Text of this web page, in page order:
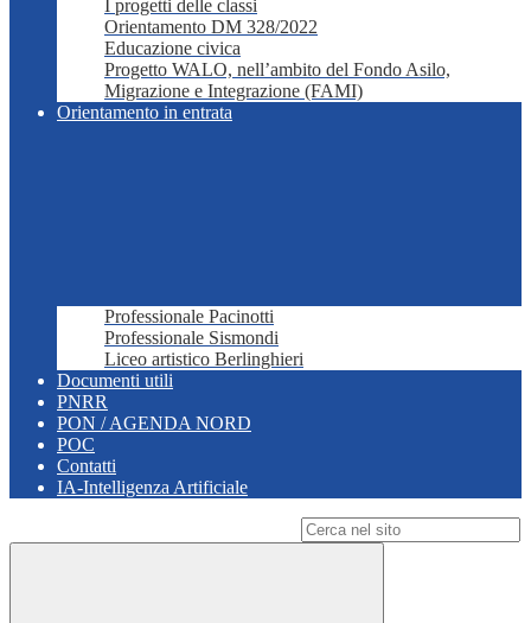
I progetti delle classi
Orientamento DM 328/2022
Educazione civica
Progetto WALO, nell’ambito del Fondo Asilo,
Migrazione e Integrazione (FAMI)
Orientamento in entrata
Professionale Pacinotti
Professionale Sismondi
Liceo artistico Berlinghieri
Documenti utili
PNRR
PON / AGENDA NORD
POC
Contatti
IA-Intelligenza Artificiale